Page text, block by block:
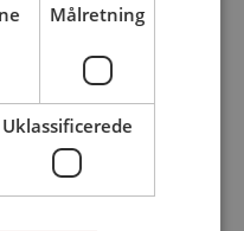
Ny leder af Dansk
Talentakademi skal
samarbejde
Målretning
Uklassificerede